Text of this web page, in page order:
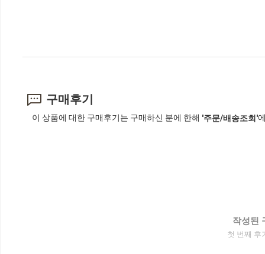
구매후기
이 상품에 대한 구매후기는 구매하신 분에 한해 '주문/배송조회'
작성된
첫 번째 후